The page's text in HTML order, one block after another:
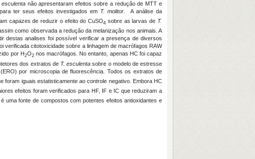
esculentanão apresentaram efeitos sobre a redução de MTT e
ter seus efeitos investigados em T. molitor.
A análise da
capazes de reduzir o efeito do CuSO4 sobre as larvas de T.
como observada a redução da melanização nos animais. A
destas analises foi possível verificar a presença de diversos
citotoxicidade sobre a linhagem de macrófagos RAW
por H 2O2 nos macrófagos. No entanto, apenas HC foi capaz
dos extratos de T. esculentasobre o modelo de estresse
por microscopia de fluorescência. Todos os extratos de
foram iguais estatisticamente ao controle negativo. Embora HC
efeitos foram verificados para HF, IF e IC que reduziram a
é uma fonte de compostos com potentes efeitos antioxidantes e